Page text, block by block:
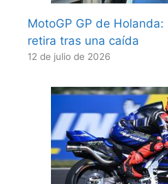
MotoGP GP de
retira tras una caída
12 de julio de 2026